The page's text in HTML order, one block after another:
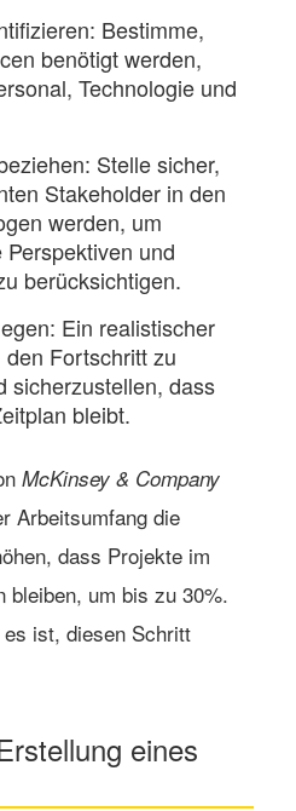
Bestimme,
benötigt werden,
Technologie und
Stelle sicher,
Stakeholder in den
werden, um
und
berücksichtigen.
Ein realistischer
Fortschritt zu
sicherzustellen, dass
bleibt.
McKinsey & Company
Arbeitsumfang die
dass Projekte im
bleiben, um bis zu 30%.
ist, diesen Schritt
eines